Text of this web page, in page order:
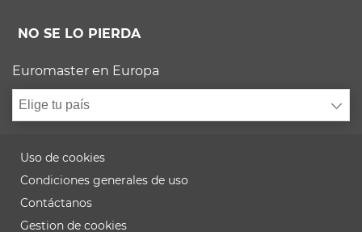
NO SE LO PIERDA
Euromaster en Europa
Elige tu país
Uso de cookies
Condiciones generales de uso
Contáctanos
Gestion de cookies